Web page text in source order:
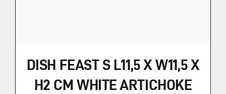
DISH FEAST S L11,5 X W11,5 X
H2 CM WHITE ARTICHOKE